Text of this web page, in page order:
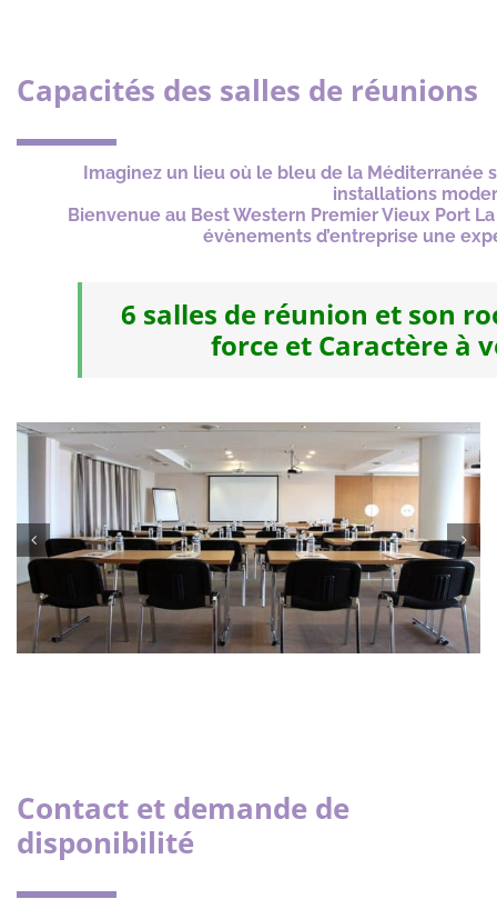
Capacités des salles de réunions
Imaginez un lieu où le bleu de la Méditerranée
installations
Bienvenue au Best Western Premier Vieux Port
évènements d’entreprise une
6 salles de réunion et son
force et Caractère à
Contact et demande de
disponibilité